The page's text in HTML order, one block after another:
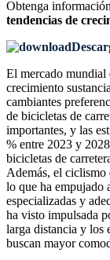
Obtenga
tendencias de
El mercado mundial
crecimiento
cambiantes
de bicicletas de
importantes, y las
% entre 2023 y
bicicletas de
Además, el ciclismo
lo que ha empujado
especializadas y
ha visto impulsada
larga distancia y los
buscan mayor